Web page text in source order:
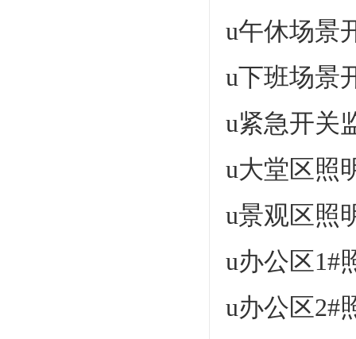
u午休场景
u下班场景
u紧急开关
u大堂区照
u景观区照
u办公区1#
u办公区2#